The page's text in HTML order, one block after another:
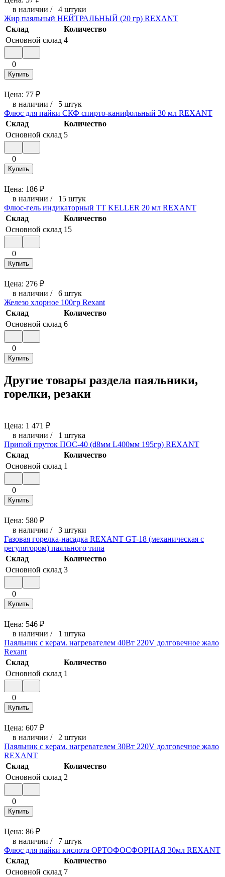
в наличии / 4 штуки
Жир паяльный НЕЙТРАЛЬНЫЙ (20 гр) REXANT
Склад
Количество
Основной склад 4
0
Купить
Цена: 77 ₽
в наличии / 5 штук
Флюс для пайки СКФ спирто-канифольный 30 мл REXANT
Склад
Количество
Основной склад 5
0
Купить
Цена: 186 ₽
в наличии / 15 штук
Флюс-гель индикаторный TT KELLER 20 мл REXANT
Склад
Количество
Основной склад 15
0
Купить
Цена: 276 ₽
в наличии / 6 штук
Железо хлорное 100гр Rexant
Склад
Количество
Основной склад 6
0
Купить
Другие товары раздела паяльники,
горелки, резаки
Цена: 1 471 ₽
в наличии / 1 штука
Припой пруток ПОС-40 (d8мм L400мм 195гр) REXANT
Склад
Количество
Основной склад 1
0
Купить
Цена: 580 ₽
в наличии / 3 штуки
Газовая горелка-насадка REXANT GT-18 (механическая с
регулятором) паяльного типа
Склад
Количество
Основной склад 3
0
Купить
Цена: 546 ₽
в наличии / 1 штука
Паяльник с керам. нагревателем 40Вт 220V долговечное жало
Rexant
Склад
Количество
Основной склад 1
0
Купить
Цена: 607 ₽
в наличии / 2 штуки
Паяльник с керам. нагревателем 30Вт 220V долговечное жало
REXANT
Склад
Количество
Основной склад 2
0
Купить
Цена: 86 ₽
в наличии / 7 штук
Флюс для пайки кислота ОРТОФОСФОРНАЯ 30мл REXANT
Склад
Количество
Основной склад 7